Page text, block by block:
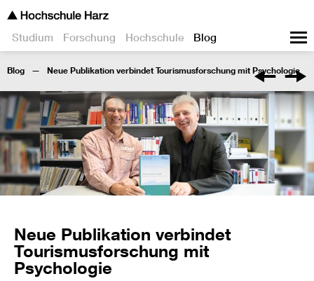
Studium Forschung Hochschule Blog
Blog Neue Publikation verbindet Tourismusforschung mit Psychologie
Neue Publikation verbindet
Tourismusforschung mit
Psychologie